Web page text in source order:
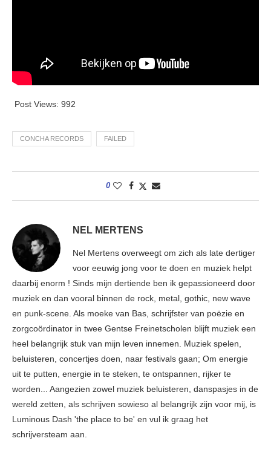
Post Views: 992
CONCHA RECORDS FAILED
0
NEL MERTENS
Nel Mertens overweegt om zich als late dertiger
voor eeuwig jong voor te doen en muziek helpt
daarbij enorm ! Sinds mijn dertiende ben ik gepassioneerd door
muziek en dan vooral binnen de rock, metal, gothic, new wave
en punk-scene. Als moeke van Bas, schrijfster van poëzie en
zorgcoördinator in twee Gentse Freinetscholen blijft muziek een
heel belangrijk stuk van mijn leven innemen. Muziek spelen,
beluisteren, concertjes doen, naar festivals gaan; Om energie
uit te putten, energie in te steken, te ontspannen, rijker te
worden... Aangezien zowel muziek beluisteren, danspasjes in de
wereld zetten, als schrijven sowieso al belangrijk zijn voor mij, is
Luminous Dash 'the place to be' en vul ik graag het
schrijversteam aan.